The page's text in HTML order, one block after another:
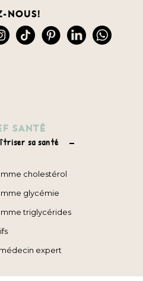
nous!
SANTÉ
sa santé
cholestérol
glycémie
triglycérides
expert